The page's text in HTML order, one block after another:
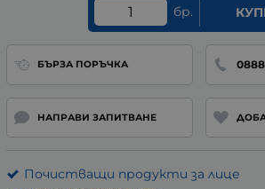
бр.
БЪРЗА ПОРЪЧКА
НАПРАВИ ЗАПИТВАНЕ
Почистващи продукти за лице